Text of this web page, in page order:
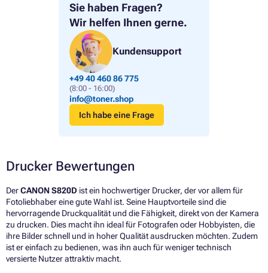
Sie haben Fragen?
Wir helfen Ihnen gerne.
Kundensupport
+49 40 460 86 775
(8:00 - 16:00)
info@toner.shop
Ich habe eine Frage
Drucker Bewertungen
DerCANON S820D ist ein hochwertiger Drucker, der vor allem für
Fotoliebhaber eine gute Wahl ist. Seine Hauptvorteile sind die
hervorragende Druckqualität und die Fähigkeit, direkt von der Kamera
zu drucken. Dies macht ihn ideal für Fotografen oder Hobbyisten, die
ihre Bilder schnell und in hoher Qualität ausdrucken möchten. Zudem
ist er einfach zu bedienen, was ihn auch für weniger technisch
versierte Nutzer attraktiv macht.